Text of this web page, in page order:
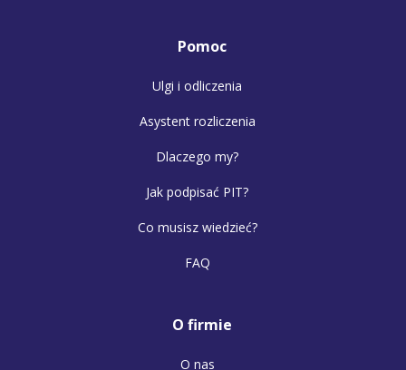
Pomoc
Ulgi i odliczenia
Asystent rozliczenia
Dlaczego my?
Jak podpisać PIT?
Co musisz wiedzieć?
FAQ
O firmie
O nas